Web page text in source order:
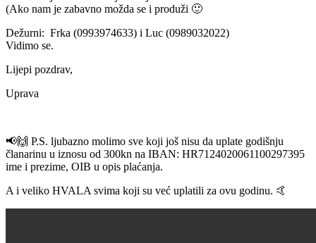
(Ako nam je zabavno možda se i produži 🙂
Dežurni: Frka (0993974633) i Luc (0989032022)
Vidimo se.
Lijepi pozdrav,
Uprava
📢🙌 P.S. ljubazno molimo sve koji još nisu da uplate godišnju
članarinu u iznosu od 300kn na IBAN: HR7124020061100297395
ime i prezime, OIB u opis plaćanja.
A i veliko HVALA svima koji su već uplatili za ovu godinu. 🤙